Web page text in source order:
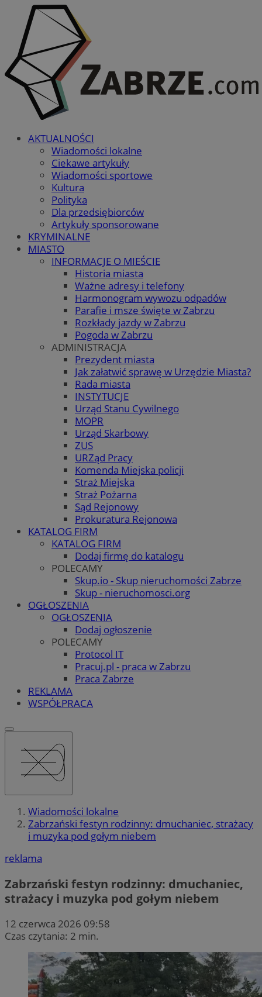
AKTUALNOŚCI
Wiadomości lokalne
Ciekawe artykuły
Wiadomości sportowe
Kultura
Polityka
Dla przedsiębiorców
Artykuły sponsorowane
KRYMINALNE
MIASTO
INFORMACJE O MIEŚCIE
Historia miasta
Ważne adresy i telefony
Harmonogram wywozu odpadów
Parafie i msze święte w Zabrzu
Rozkłady jazdy w Zabrzu
Pogoda w Zabrzu
ADMINISTRACJA
Prezydent miasta
Jak załatwić sprawę w Urzędzie Miasta?
Rada miasta
INSTYTUCJE
Urząd Stanu Cywilnego
MOPR
Urząd Skarbowy
ZUS
URZąd Pracy
Komenda Miejska policji
Straż Miejska
Straż Pożarna
Sąd Rejonowy
Prokuratura Rejonowa
KATALOG FIRM
KATALOG FIRM
Dodaj firmę do katalogu
POLECAMY
Skup.io - Skup nieruchomości Zabrze
Skup - nieruchomosci.org
OGŁOSZENIA
OGŁOSZENIA
Dodaj ogłoszenie
POLECAMY
Protocol IT
Pracuj.pl - praca w Zabrzu
Praca Zabrze
REKLAMA
WSPÓŁPRACA
Wiadomości lokalne
Zabrzański festyn rodzinny: dmuchaniec, strażacy
i muzyka pod gołym niebem
reklama
Zabrzański festyn rodzinny: dmuchaniec,
strażacy i muzyka pod gołym niebem
12 czerwca 2026 09:58
Czas czytania: 2 min.